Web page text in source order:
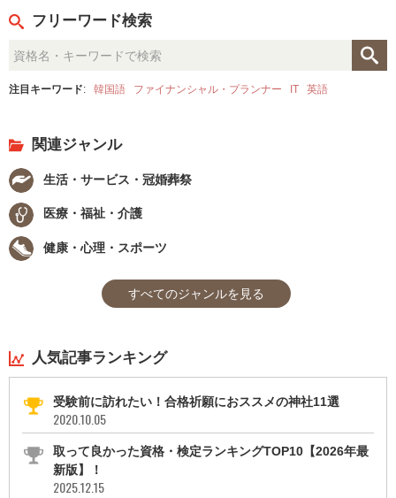
フリーワード検索
注目キーワード: 韓国語 ファイナンシャル・プランナー IT 英語
関連ジャンル
生活・サービス・冠婚葬祭
医療・福祉・介護
健康・心理・スポーツ
すべてのジャンルを見る
人気記事ランキング
受験前に訪れたい！合格祈願におススメの神社11選
2020.10.05
取って良かった資格・検定ランキングTOP10【2026年最
新版】！
2025.12.15